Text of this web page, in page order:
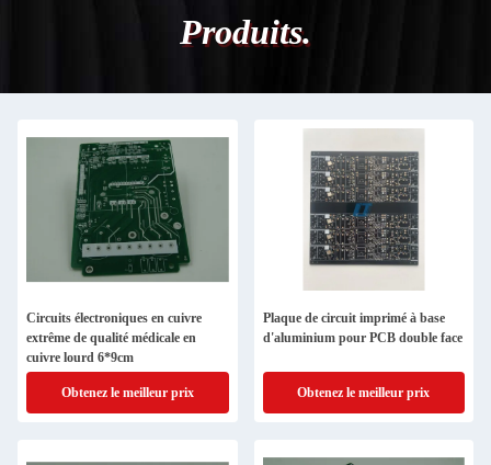
Produits.
Circuits électroniques en cuivre
extrême de qualité médicale en
cuivre lourd 6*9cm
Obtenez le meilleur prix
Plaque de circuit imprimé à base
d'aluminium pour PCB double face
Obtenez le meilleur prix